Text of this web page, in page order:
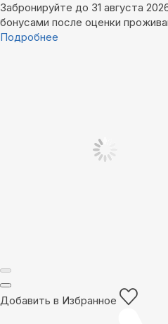
Забронируйте до 31 августа
бонусами после оценки
Подробнее
Добавить в Избранное